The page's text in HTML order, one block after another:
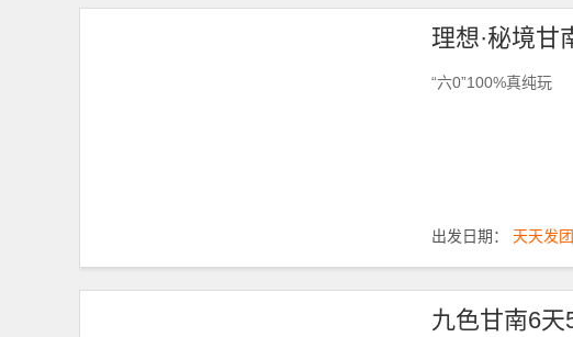
出发日期： 天天发团
“六0”100%真纯玩